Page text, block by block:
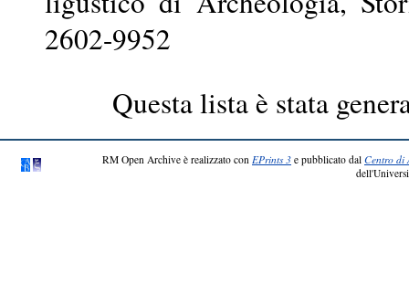
2602-9952
Questa lista è stata
RM Open Archive è realizzato con EPrints 3 e pubblicato dal Centro di